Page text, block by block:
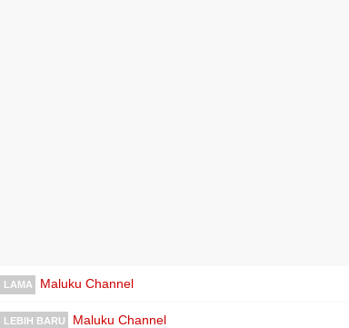
LAMA Maluku Channel
LEBIH BARU Maluku Channel